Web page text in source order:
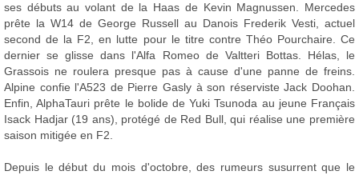
ses débuts au volant de la Haas de Kevin Magnussen. Mercedes
prête la W14 de George Russell au Danois Frederik Vesti, actuel
second de la F2, en lutte pour le titre contre Théo Pourchaire. Ce
dernier se glisse dans l'Alfa Romeo de Valtteri Bottas. Hélas, le
Grassois ne roulera presque pas à cause d'une panne de freins.
Alpine confie l'A523 de Pierre Gasly à son réserviste Jack Doohan.
Enfin, AlphaTauri prête le bolide de Yuki Tsunoda au jeune Français
Isack Hadjar (19 ans), protégé de Red Bull, qui réalise une première
saison mitigée en F2.
Depuis le début du mois d'octobre, des rumeurs susurrent que le